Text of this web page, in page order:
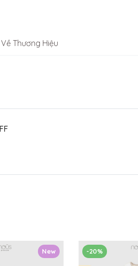
Về Thương Hiệu
New -20%